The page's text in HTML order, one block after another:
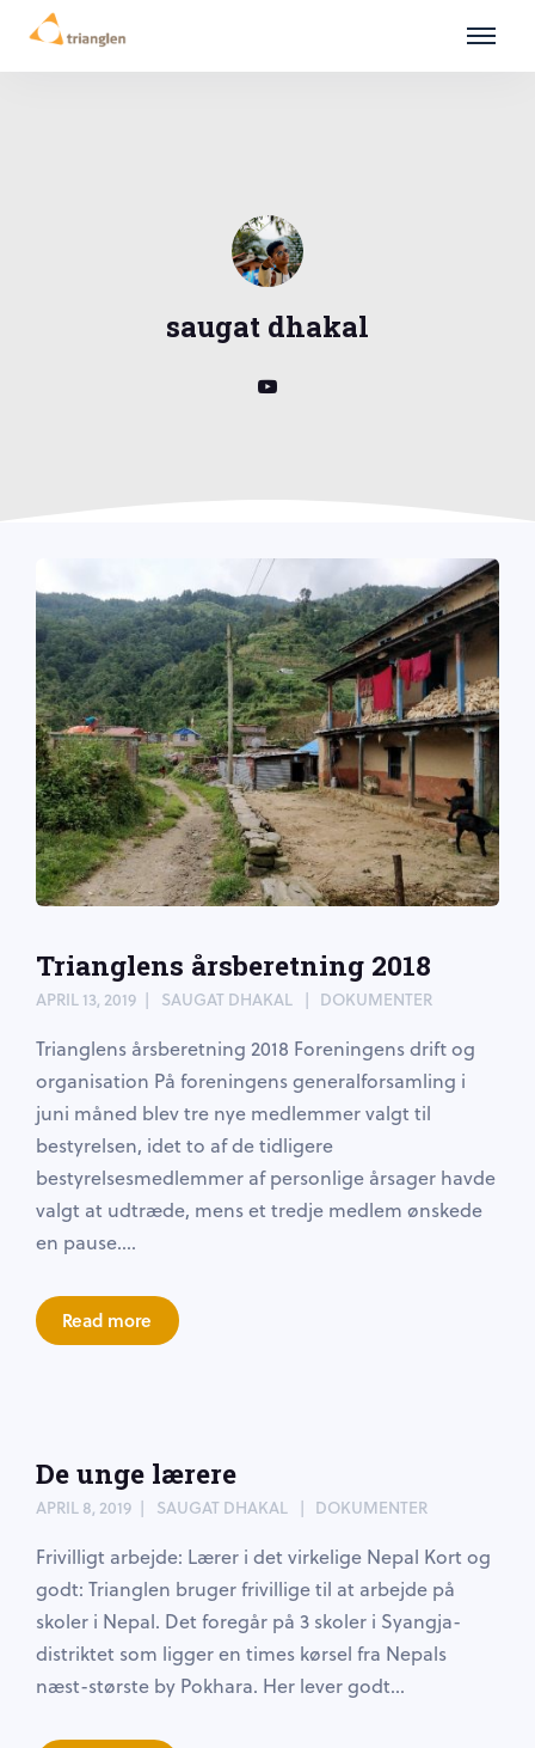
saugat dhakal
Trianglens årsberetning 2018
APRIL 13, 2019 SAUGAT DHAKAL DOKUMENTER
Trianglens årsberetning 2018 Foreningens drift og
organisation På foreningens generalforsamling i
juni måned blev tre nye medlemmer valgt til
bestyrelsen, idet to af de tidligere
bestyrelsesmedlemmer af personlige årsager havde
valgt at udtræde, mens et tredje medlem ønskede
en pause....
Read more
De unge lærere
APRIL 8, 2019 SAUGAT DHAKAL DOKUMENTER
Frivilligt arbejde: Lærer i det virkelige Nepal Kort og
godt: Trianglen bruger frivillige til at arbejde på
skoler i Nepal. Det foregår på 3 skoler i Syangja-
distriktet som ligger en times kørsel fra Nepals
næst-største by Pokhara. Her lever godt...